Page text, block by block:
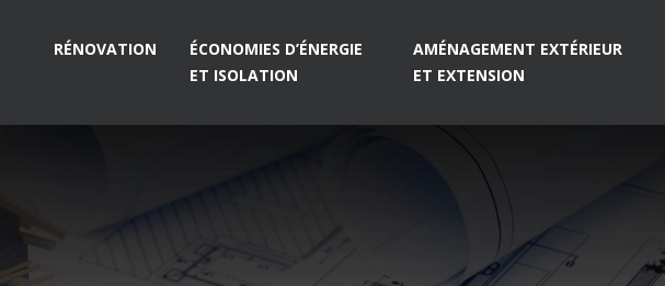
RÉNOVATION
ÉCONOMIES D’ÉNERGIE
ET ISOLATION
AMÉNAGEMENT EXTÉRIEUR
ET EXTENSION